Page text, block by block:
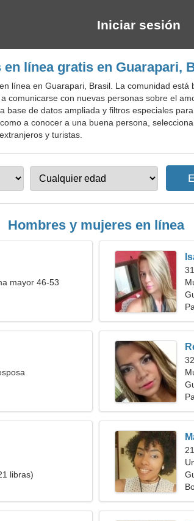
Iniciar sesión
en línea gratis en Guarapari,
línea en Guarapari, Brasil. La comunidad
comunicarse con nuevas personas sobre el
base de datos ampliada y filtros especiales
a conocer a una buena persona,
y turistas.
Hombres y mujeres en línea
mayor 46-53
libras)